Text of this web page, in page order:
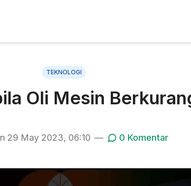
TEKNOLOGI
Oli Mesin
29 May 2023, 06:10 — 0 Komentar